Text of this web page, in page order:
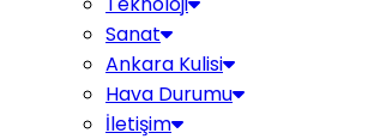
Sanat
Ankara Kulisi
Hava Durumu
İletişim